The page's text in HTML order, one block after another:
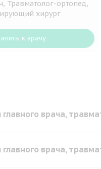
Травматолог-ортопед,
хирург
к врачу
главного врача,
главного врача,